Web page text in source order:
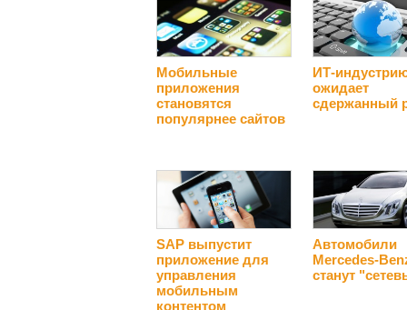
Мобильные
приложения
становятся
популярнее сайтов
ИТ-
ожидает
сдержанный
SAP выпустит
приложение для
управления
мобильным
контентом
Автомобили
Mercedes-
станут